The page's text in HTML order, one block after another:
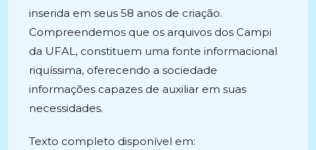
inserida em seus 58 anos de criação.
Compreendemos que os arquivos dos Campi
da UFAL, constituem uma fonte informacional
riquíssima, oferecendo a sociedade
informações capazes de auxiliar em suas
necessidades.
Texto completo disponível em: